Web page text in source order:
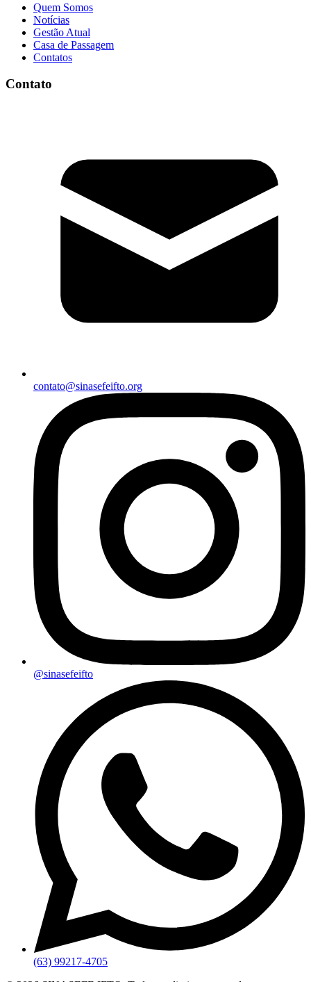
Quem Somos
Notícias
Gestão Atual
Casa de Passagem
Contatos
Contato
contato@sinasefeifto.org
@sinasefeifto
(63) 99217-4705